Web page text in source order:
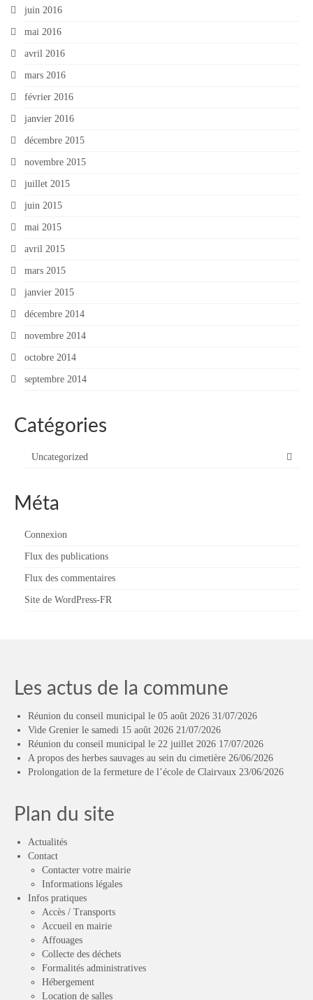
juin 2016
mai 2016
avril 2016
mars 2016
février 2016
janvier 2016
décembre 2015
novembre 2015
juillet 2015
juin 2015
mai 2015
avril 2015
mars 2015
janvier 2015
décembre 2014
novembre 2014
octobre 2014
septembre 2014
Catégories
Uncategorized
Méta
Connexion
Flux des publications
Flux des commentaires
Site de WordPress-FR
Les actus de la commune
Réunion du conseil municipal le 05 août 2026 31/07/2026
Vide Grenier le samedi 15 août 2026 21/07/2026
Réunion du conseil municipal le 22 juillet 2026 17/07/2026
A propos des herbes sauvages au sein du cimetière 26/06/2026
Prolongation de la fermeture de l’école de Clairvaux 23/06/2026
Plan du site
Actualités
Contact
Contacter votre mairie
Informations légales
Infos pratiques
Accès / Transports
Accueil en mairie
Affouages
Collecte des déchets
Formalités administratives
Hébergement
Location de salles